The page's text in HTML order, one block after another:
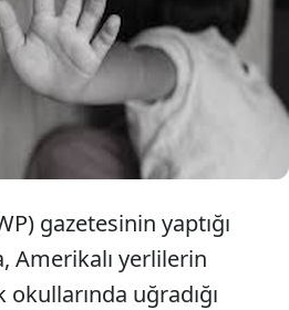
Katolik okullarına yerleştirilen
Amerikalı yerli çocuğun, bu
boyunca tecavüze uğradığı
gazetesinin yaptığı
Amerikalı yerlilerin
okullarında uğradığı